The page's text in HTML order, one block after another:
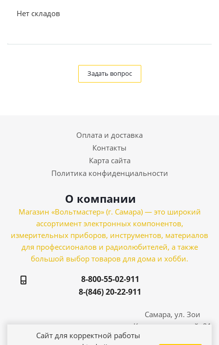
Нет складов
Задать вопрос
Оплата и доставка
Контакты
Карта сайта
Политика конфиденциальности
О компании
Магазин «Вольтмастер» (г. Самара) — это широкий
ассортимент электронных компонентов,
измерительных приборов, инструментов, материалов
для профессионалов и радиолюбителей, а также
большой выбор товаров для дома и хобби.
8-800-55-02-911
8-(846) 20-22-911
Самара, ул. Зои
Космодемьянской, 21
Сайт для корректной работы